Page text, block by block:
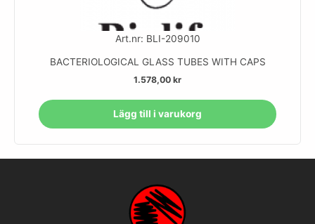
Art.nr: BLI-209010
BACTERIOLOGICAL GLASS TUBES WITH CAPS
1.578,00 kr
Lägg till i varukorg